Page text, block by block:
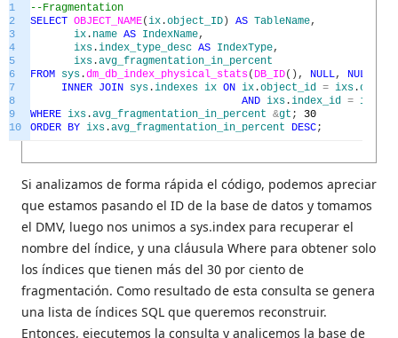
1
2
3
4
5
6
7
8
9
10
--Fragmentation
SELECT OBJECT_NAME(ix .object_ID) AS TableName,
ix . name AS IndexName,
ixs .index_type_desc AS IndexType,
ixs .avg_fragmentation_in_percent
FROM sys .dm_db_index_physical_stats( DB_ID( ) , NULL, NULL
INNER JOIN sys .indexes ix ON ix .object_id = ixs .
AND ixs .index_id = ixs
WHERE ixs .avg_fragmentation_in_percent &gt ;
30
ORDER BY ixs .avg_fragmentation_in_percent DESC;
Si analizamos de forma rápida el código, podemos apreciar
que estamos pasando el ID de la base de datos y tomamos
el DMV, luego nos unimos a sys.index para recuperar el
nombre del índice, y una cláusula Where para obtener solo
los índices que tienen más del 30 por ciento de
fragmentación. Como resultado de esta consulta se genera
una lista de índices SQL que queremos reconstruir.
Entonces, ejecutemos la consulta y analicemos la base de